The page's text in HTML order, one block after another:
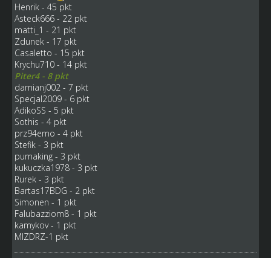
Henrik - 45 pkt
Asteck666 - 22 pkt
matti_1 - 21 pkt
Zdunek - 17 pkt
Casaletto - 15 pkt
Krychu710 - 14 pkt
Piter4 - 8 pkt
damianj002 - 7 pkt
Specjal2009 - 6 pkt
AdikoSS - 5 pkt
Sothis - 4 pkt
prz94emo - 4 pkt
Stefik - 3 pkt
pumaking - 3 pkt
kukuczka1978 - 3 pkt
Rurek - 3 pkt
Bartas17BDG - 2 pkt
Simonen - 1 pkt
Falubazziom8 - 1 pkt
kamykov - 1 pkt
MIZDRZ-1 pkt